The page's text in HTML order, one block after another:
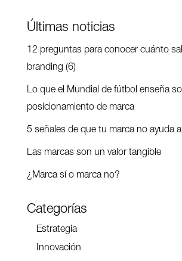
Últimas noticias
12 preguntas para conocer cuánto
branding (6)
Lo que el Mundial de fútbol enseña
posicionamiento de marca
5 señales de que tu marca no ayuda
Las marcas son un valor tangible
¿Marca sí o marca no?
Categorías
Estrategia
Innovación